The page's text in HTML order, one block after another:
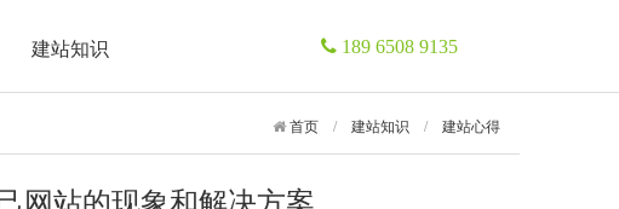
建站知识 189 6508 9135
首页 / 建站知识 / 建站心得
网站的现象和解决方案